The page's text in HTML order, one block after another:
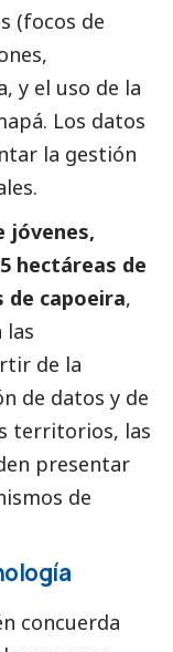
(focos de
y el uso de la
Los datos
la gestión
jóvenes,
hectáreas de
de capoeira,
las
de la
de datos y de
territorios, las
presentar
de
concuerda